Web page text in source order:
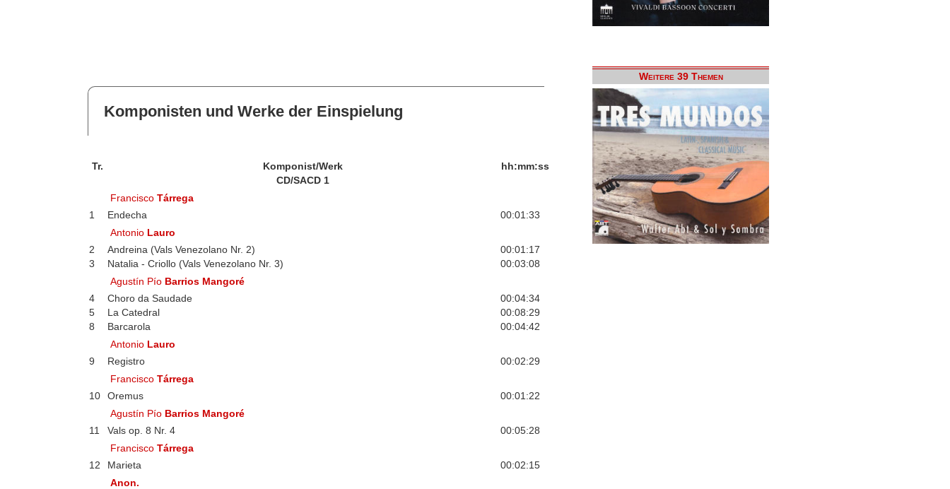
Komponisten und Werke der Einspielung
Tr. Komponist/Werk
hh:mm:ss
CD/SACD 1
FranciscoTárrega
1
Endecha
00:01:33
Antonio Lauro
2
Andreina (Vals Venezolano Nr. 2)
00:01:17
3
Natalia - Criollo (Vals Venezolano Nr. 3)
00:03:08
Agustín Pío Barrios Mangoré
4
Choro da Saudade
00:04:34
5
La Catedral
00:08:29
8
Barcarola
00:04:42
Antonio Lauro
9
Registro
00:02:29
FranciscoTárrega
10
Oremus
00:01:22
Agustín Pío Barrios Mangoré
11
Vals op. 8 Nr. 4
00:05:28
FranciscoTárrega
12
Marieta
00:02:15
Anon.
Weitere 39 Themen